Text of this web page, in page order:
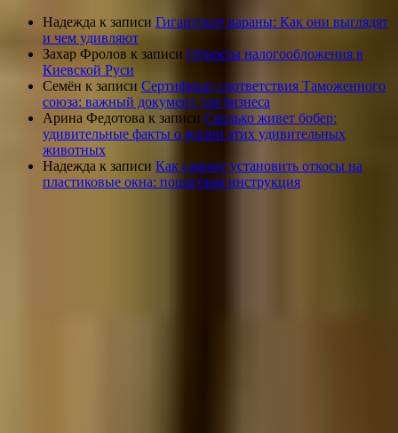
Надежда к записи Гигантские вараны: Как они выглядят
и чем удивляют
Захар Фролов к записи Объекты налогообложения в
Киевской Руси
Семён к записи Сертификат соответствия Таможенного
союза: важный документ для бизнеса
Арина Федотова к записи Сколько живет бобер:
удивительные факты о жизни этих удивительных
животных
Надежда к записи Как самому установить откосы на
пластиковые окна: пошаговая инструкция